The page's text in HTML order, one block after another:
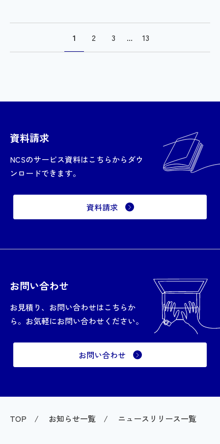
1 2 3 ... 13
資料請求
NCSのサービス資料はこちらからダウ
ンロードできます。
資料請求
お問い合わせ
お見積り、お問い合わせはこちらか
ら。お気軽にお問い合わせください。
お問い合わせ
TOP お知らせ一覧 ニュースリリース一覧